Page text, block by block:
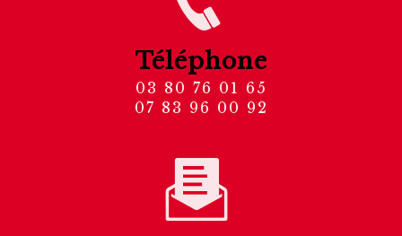
Téléphone
03 80 76 01 65
07 83 96 00 92